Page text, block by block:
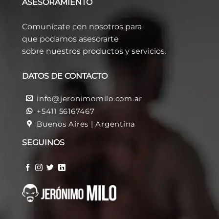
ASESORAMIENTO
Comunícate con nosotros para
que podamos asesorarte
sobre nuestros productos y servicios.
DATOS DE CONTACTO
info@jeronimomilo.com.ar
+5411 56167467
Buenos Aires | Argentina
SEGUINOS